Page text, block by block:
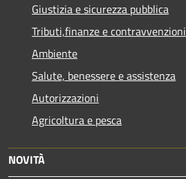
Giustizia e sicurezza pubblica
Tributi,finanze e contravvenzioni
Ambiente
Salute, benessere e assistenza
Autorizzazioni
Agricoltura e pesca
NOVITÀ